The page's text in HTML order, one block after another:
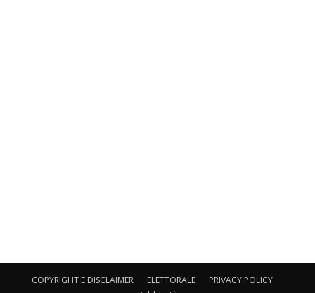
COPYRIGHT E DISCLAIMER ELETTORALE
PRIVACY POLICY